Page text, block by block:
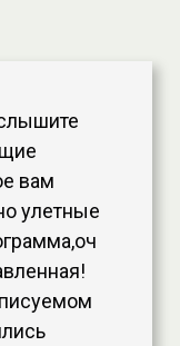
вам
улетные